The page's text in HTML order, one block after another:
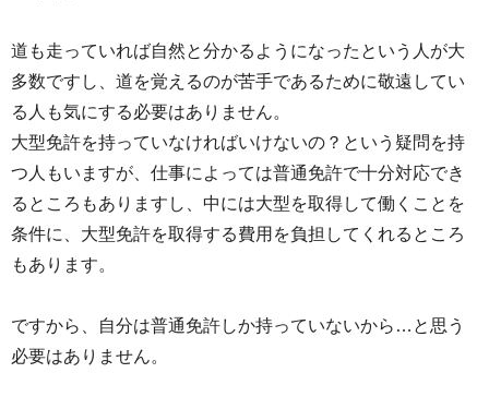
道も走っていれば自然と分かるようになったという人が大
多数ですし、道を覚えるのが苦手であるために敬遠してい
る人も気にする必要はありません。
大型免許を持っていなければいけないの？という疑問を持
つ人もいますが、仕事によっては普通免許で十分対応でき
るところもありますし、中には大型を取得して働くことを
条件に、大型免許を取得する費用を負担してくれるところ
もあります。
ですから、自分は普通免許しか持っていないから…と思う
必要はありません。